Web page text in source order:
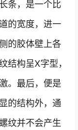
条，是一个比
的宽度，进一
的胶体壁上各
结构呈X字型，
。最后，便是
的结构外，通
纹并不会产生